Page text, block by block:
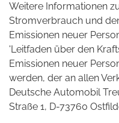
Weitere Informationen
Stromverbrauch und
Emissionen neuer
'Leitfaden über den
Emissionen neuer
werden, der an allen
Deutsche Automobil
Straße 1, D-73760